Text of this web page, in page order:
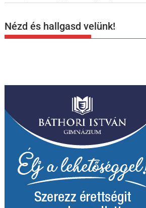
Nézd és hallgasd velünk!